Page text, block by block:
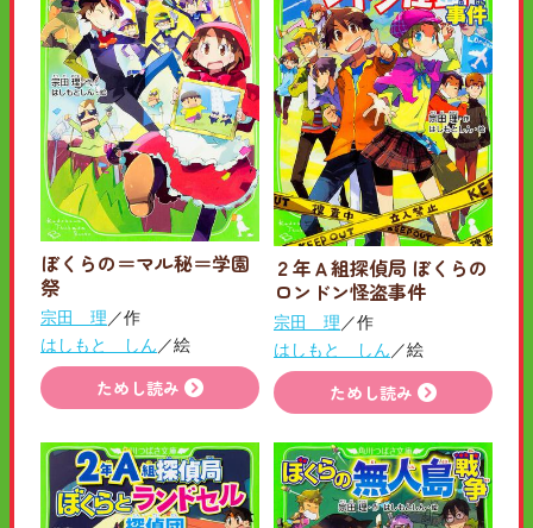
ぼくらの＝マル秘＝学園
祭
宗田 理 ／作
はしもと しん ／絵
ためし読み
２年Ａ組探偵局 ぼくらの
ロンドン怪盗事件
宗田 理 ／作
はしもと しん ／絵
ためし読み